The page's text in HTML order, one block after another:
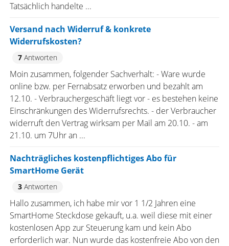
Tatsächlich handelte ...
Versand nach Widerruf & konkrete
Widerrufskosten?
7Antworten
Moin zusammen, folgender Sachverhalt: - Ware wurde
online bzw. per Fernabsatz erworben und bezahlt am
12.10. - Verbrauchergeschäft liegt vor - es bestehen keine
Einschränkungen des Widerrufsrechts. - der Verbraucher
widerruft den Vertrag wirksam per Mail am 20.10. - am
21.10. um 7Uhr an ...
Nachträgliches kostenpflichtiges Abo für
SmartHome Gerät
3Antworten
Hallo zusammen, ich habe mir vor 1 1/2 Jahren eine
SmartHome Steckdose gekauft, u.a. weil diese mit einer
kostenlosen App zur Steuerung kam und kein Abo
erforderlich war. Nun wurde das kostenfreie Abo von den